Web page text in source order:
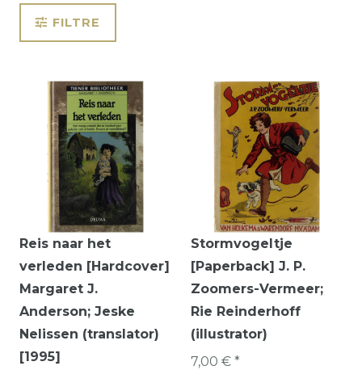
FILTRE
Reis naar het
verleden [Hardcover]
Margaret J.
Anderson; Jeske
Nelissen (translator)
[1995]
Stormvogeltje
[Paperback] J. P.
Zoomers-Vermeer;
Rie Reinderhoff
(illustrator)
7,00 € *